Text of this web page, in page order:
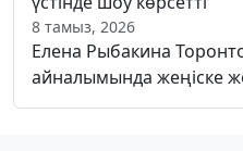
8 тамыз, 2026
Елена Рыбакина
айналымында жеңіске